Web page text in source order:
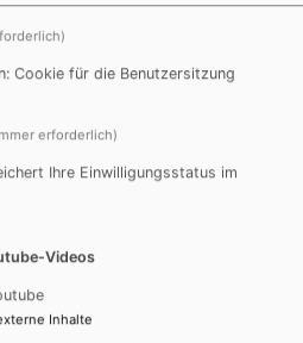
Bereits um1000 n. Chr. wurde
Laidolph als
Stil erbaut. Die
vermutlich nach
Cookie für die Benutzersitzung
erforderlich)
Ihre Einwilligungsstatus im
Videos
Inhalte